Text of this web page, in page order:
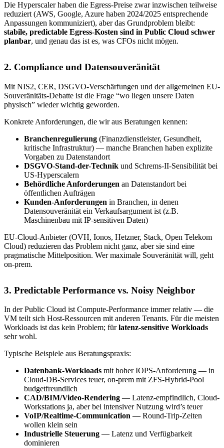
Die Hyperscaler haben die Egress-Preise zwar inzwischen teilweise
reduziert (AWS, Google, Azure haben 2024/2025 entsprechende
Anpassungen kommuniziert), aber das Grundproblem bleibt:
stabile, predictable Egress-Kosten sind in Public Cloud schwer
planbar, und genau das ist es, was CFOs nicht mögen.
2. Compliance und Datensouveränität
Mit NIS2, CER, DSGVO-Verschärfungen und der allgemeinen EU-
Souveränitäts-Debatte ist die Frage “wo liegen unsere Daten
physisch” wieder wichtig geworden.
Konkrete Anforderungen, die wir aus Beratungen kennen:
Branchenregulierung (Finanzdienstleister, Gesundheit,
kritische Infrastruktur) — manche Branchen haben explizite
Vorgaben zu Datenstandort
DSGVO-Stand-der-Technik und Schrems-II-Sensibilität bei
US-Hyperscalern
Behördliche Anforderungen an Datenstandort bei
öffentlichen Aufträgen
Kunden-Anforderungen in Branchen, in denen
Datensouveränität ein Verkaufsargument ist (z.B.
Maschinenbau mit IP-sensitiven Daten)
EU-Cloud-Anbieter (OVH, Ionos, Hetzner, Stack, Open Telekom
Cloud) reduzieren das Problem nicht ganz, aber sie sind eine
pragmatische Mittelposition. Wer maximale Souveränität will, geht
on-prem.
3. Predictable Performance vs. Noisy Neighbor
In der Public Cloud ist Compute-Performance immer relativ — die
VM teilt sich Host-Ressourcen mit anderen Tenants. Für die meisten
Workloads ist das kein Problem; fürlatenz-sensitive Workloads
sehr wohl.
Typische Beispiele aus Beratungspraxis:
Datenbank-Workloads mit hoher IOPS-Anforderung — in
Cloud-DB-Services teuer, on-prem mit ZFS-Hybrid-Pool
budgetfreundlich
CAD/BIM/Video-Rendering — Latenz-empfindlich, Cloud-
Workstations ja, aber bei intensiver Nutzung wird’s teuer
VoIP/Realtime-Communication — Round-Trip-Zeiten
wollen klein sein
Industrielle Steuerung — Latenz und Verfügbarkeit
dominieren